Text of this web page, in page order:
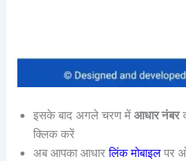
इसके बाद अगले चरण मेंआधार नंबर
क्लिक करें
अब आपका आधारलिंक मोबाइल पर